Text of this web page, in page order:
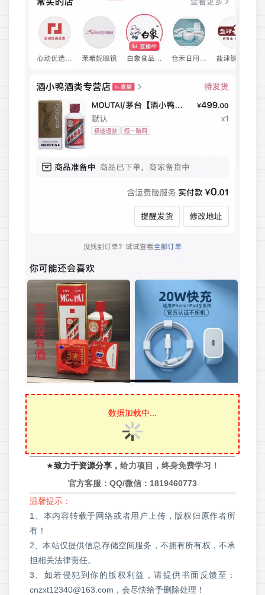
数据加载中...
★致力于资源分享， 给力项目，终身免费学习！
官方客服：QQ/微信： 1819460773
温馨提示：
1、本内容转载于网络或者用户上传，版权归原作者所
有！
2、本站仅提供信息存储空间服务，不拥有所有权，不承
担相关法律责任。
3、如若侵犯到你的版权利益，请提供书面反馈至：
cnzxt12340@163.com，会尽快给予删除处理！